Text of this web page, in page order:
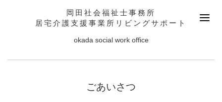
岡田社会福祉士事務所
居宅介護支援事業所リビングサポート
okada social work office
ごあいさつ